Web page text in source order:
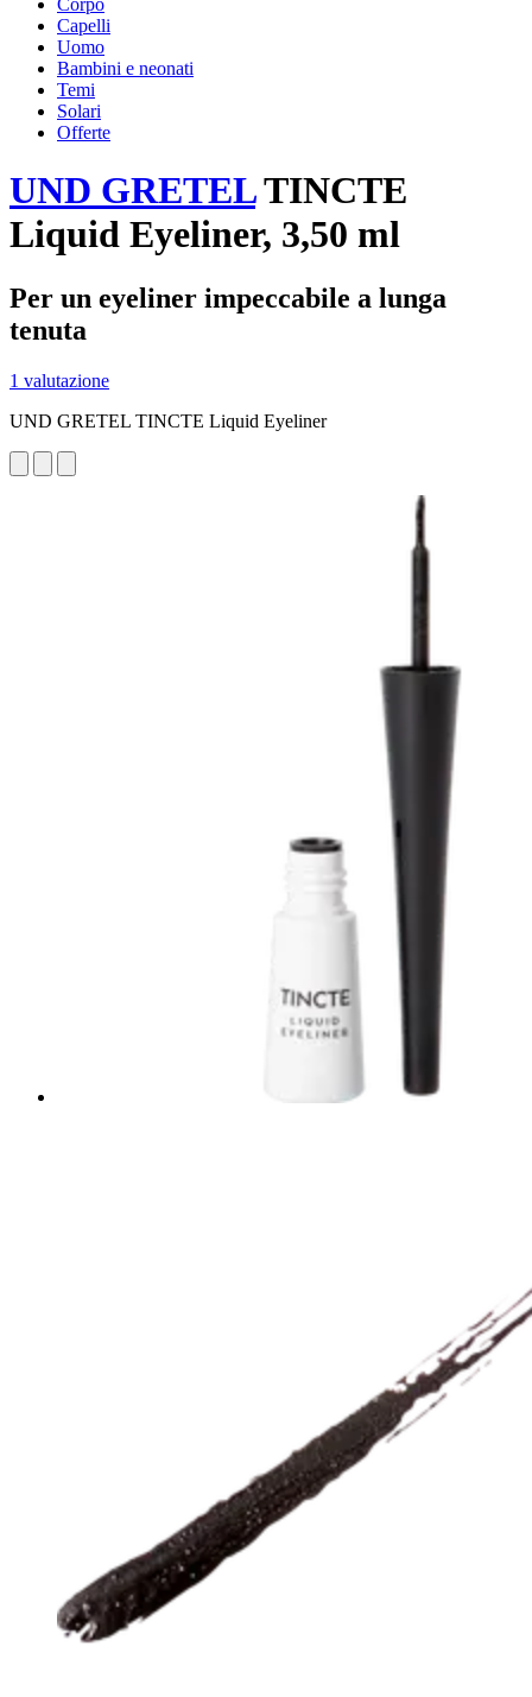
Corpo
Capelli
Uomo
Bambini e neonati
Temi
Solari
Offerte
UND GRETELTINCTE
Liquid Eyeliner, 3,50 ml
Per un eyeliner impeccabile a lunga
tenuta
1 valutazione
UND GRETEL TINCTE Liquid Eyeliner